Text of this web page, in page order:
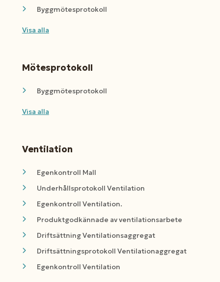
Byggmötesprotokoll
Visa alla
Mötesprotokoll
Byggmötesprotokoll
Visa alla
Ventilation
Egenkontroll Mall
Underhållsprotokoll Ventilation
Egenkontroll Ventilation.
Produktgodkännade av ventilationsarbete
Driftsättning Ventilationsaggregat
Driftsättningsprotokoll Ventilationaggregat
Egenkontroll Ventilation